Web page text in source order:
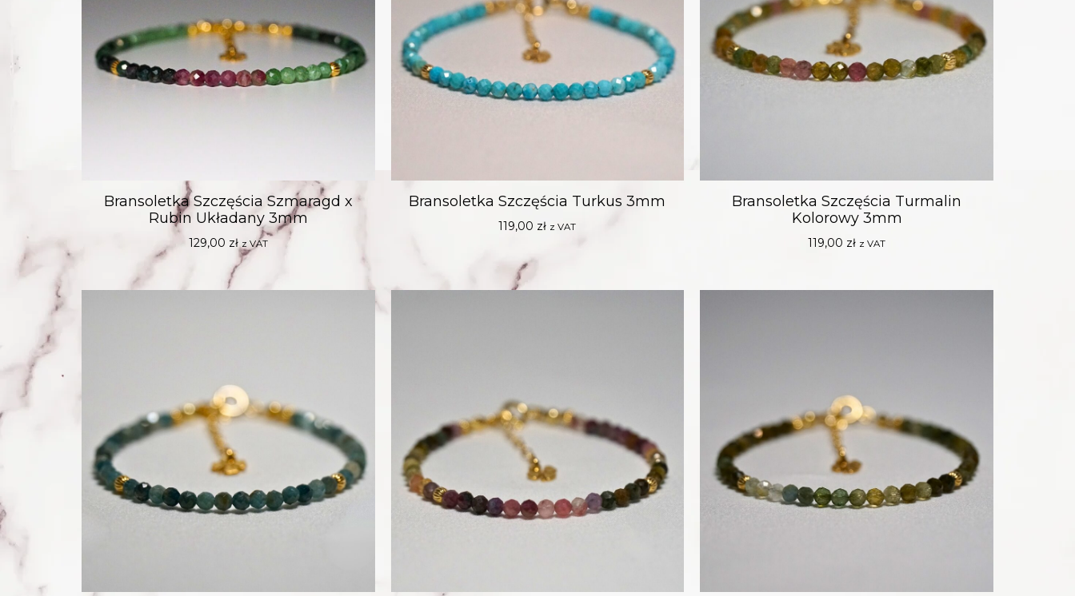
Bransoletka Szczęścia Szmaragd x
Rubin Układany 3mm
129,00 zł z VAT
Bransoletka Szczęścia Turkus 3mm
119,00 zł z VAT
Bransoletka Szczęścia Turmalin
Kolorowy 3mm
119,00 zł z VAT